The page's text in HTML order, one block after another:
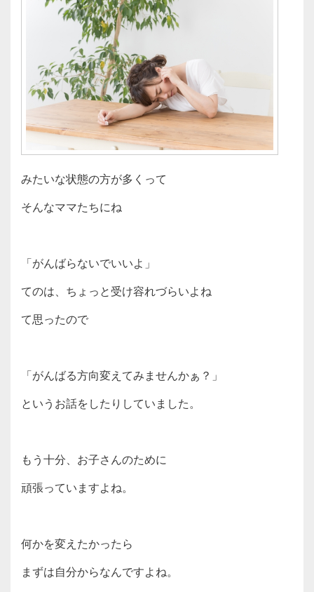
みたいな状態の方が多くって
そんなママたちにね
「がんばらないでいいよ」
てのは、ちょっと受け容れづらいよね
て思ったので
「がんばる方向変えてみませんかぁ？」
というお話をしたりしていました。
もう十分、お子さんのために
頑張っていますよね。
何かを変えたかったら
まずは自分からなんですよね。